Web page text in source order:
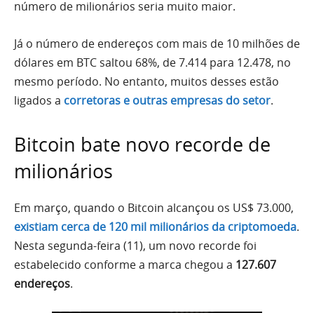
número de milionários seria muito maior.
Já o número de endereços com mais de 10 milhões de
dólares em BTC saltou 68%, de 7.414 para 12.478, no
mesmo período. No entanto, muitos desses estão
ligados a corretoras e outras empresas do setor.
Bitcoin bate novo recorde de
milionários
Em março, quando o Bitcoin alcançou os US$ 73.000,
existiam cerca de 120 mil milionários da criptomoeda.
Nesta segunda-feira (11), um novo recorde foi
estabelecido conforme a marca chegou a 127.607
endereços.